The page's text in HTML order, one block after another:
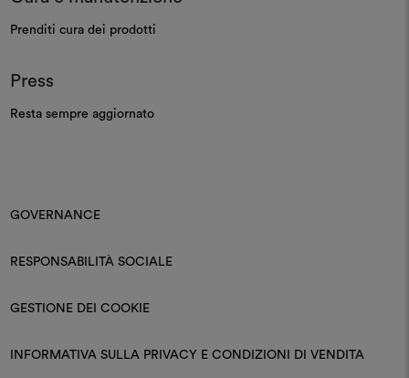
Prenditi cura dei prodotti
Press
Resta sempre aggiornato
GOVERNANCE
RESPONSABILITÀ SOCIALE
GESTIONE DEI COOKIE
INFORMATIVA SULLA PRIVACY E CONDIZIONI DI VENDITA